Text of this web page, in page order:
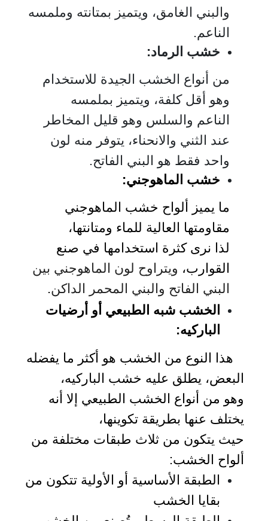
والبني الغامق، ويتميز بمتانته وملمسه
الناعم.
خشب الرماد:
من أنواع الخشب الجيدة للاستخدام
وهو أقل كلفة، ويتميز بملمسه
الناعم والسلس وهو قليل المخاطر
عند الثني والانحناء، يتوفر منه لون
واحد فقط هو البني الفاتح.
خشب الماهوجني:
ما يميز ألواح خشب الماهوجني
مقاومتها العالية للماء ومتانتها،
لذا نرى كثرة استخدامها في صنع
القوارب، ويتراوح لون الماهوجني بين
البني الفاتح والبني المحمر الداكن.
الخشب شبه الطبيعي أو أرضيات
الباركيه:
هذا النوع من الخشب هو أكثر ما يفضله
البعض، يطلق عليه خشب الباركيه،
وهو من أنواع الخشب الطبيعي إلا أنه
يختلف عنها بطريقة تكوينها،
حيث يتكون من ثلاث طبقات مختلفة من
ألواح الخشب:
الطبقة الأساسية أو الأولية تتكون من
بقايا الخشب